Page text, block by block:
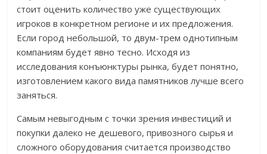
стоит оценить количество уже существующих
игроков в конкретном регионе и их предложения.
Если город небольшой, то двум-трем однотипным
компаниям будет явно тесно. Исходя из
исследования конъюнктуры рынка, будет понятно,
изготовлением какого вида памятников лучше всего
заняться.
Самым невыгодным с точки зрения инвестиций и
покупки далеко не дешевого, привозного сырья и
сложного оборудования считается производство